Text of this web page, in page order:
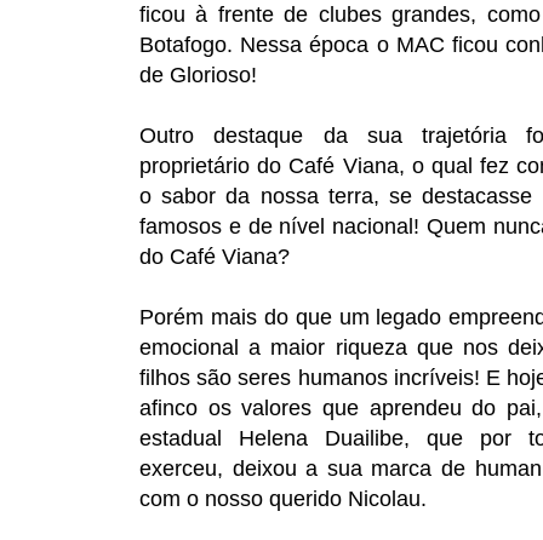
ficou à frente de clubes grandes,
Botafogo. Nessa época o MAC ficou
de Glorioso!
Outro destaque da sua trajetória
proprietário do Café Viana, o qual fez
o sabor da nossa terra, se destacasse
famosos e de nível nacional! Quem
do Café Viana?
Porém mais do que um legado
emocional a maior riqueza que nos
filhos são seres humanos incríveis! E
afinco os valores que aprendeu do
estadual Helena Duailibe, que por
exerceu, deixou a sua marca de
com o nosso querido Nicolau.